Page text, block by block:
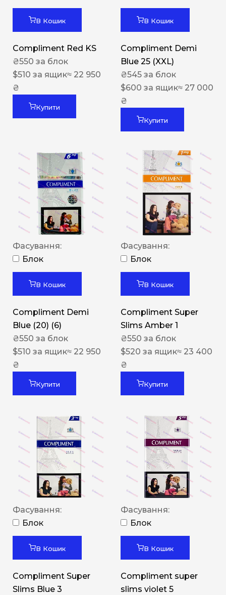
В Кошик
Compliment Red KS
₴550 за блок
$510 за ящик≈ 22 950
₴
Купити
В Кошик
Compliment Demi
Blue 25 (XXL)
₴545 за блок
$600 за ящик≈ 27 000
₴
Купити
Фасування:
Блок
В Кошик
Compliment Demi
Blue (20) (6)
₴550 за блок
$510 за ящик≈ 22 950
₴
Купити
Фасування:
Блок
В Кошик
Compliment Super
Slims Amber 1
₴550 за блок
$520 за ящик≈ 23 400
₴
Купити
Фасування:
Блок
В Кошик
Compliment Super
Slims Blue 3
Фасування:
Блок
В Кошик
Compliment super
slims violet 5